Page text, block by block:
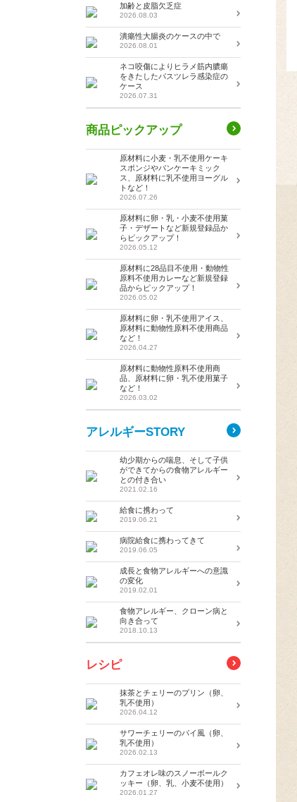
加齢と皮脂欠乏症
2026.08.03
潰瘍性大腸炎のケースの中で
2026.08.01
ネコ咬傷によりヒラメ筋内膿瘍
をきたしたパスツレラ感染症の
ケース
2026.07.31
商品ピックアップ
原材料に小麦・乳不使用ケーキ
スポンジやパンケーキミック
ス、原材料に乳不使用ヨーグル
トなど！
2026.07.26
原材料に卵・乳・小麦不使用菓
子・デザートなど新規登録品か
らピックアップ！
2026.05.12
原材料に28品目不使用・動物性
原料不使用カレーなど新規登録
品からピックアップ！
2026.05.02
原材料に卵・乳不使用アイス、
原材料に動物性原料不使用商品
など！
2026.04.27
原材料に動物性原料不使用商
品、原材料に卵・乳不使用菓子
など！
2026.03.02
アレルギーSTORY
幼少期からの喘息、そして子供
ができてからの食物アレルギー
との付き合い
2021.02.16
給食に携わって
2019.06.21
病院給食に携わってきて
2019.06.05
成長と食物アレルギーへの意識
の変化
2019.02.01
食物アレルギー、クローン病と
向き合って
2018.10.13
レシピ
抹茶とチェリーのプリン（卵、
乳不使用）
2026.04.12
サワーチェリーのパイ風（卵、
乳不使用）
2026.02.13
カフェオレ味のスノーボールク
ッキー（卵、乳、小麦不使用）
2026.01.27